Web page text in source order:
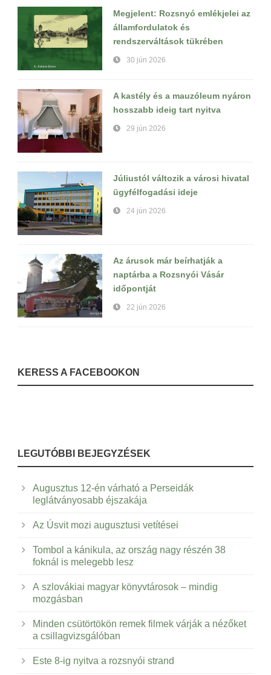
Megjelent: Rozsnyó emlékjelei az
államfordulatok és
rendszerváltások tükrében
30 jún 2026
A kastély és a mauzóleum nyáron
hosszabb ideig tart nyitva
29 jún 2026
Júliustól változik a városi hivatal
ügyfélfogadási ideje
24 jún 2026
Az árusok már beírhatják a
naptárba a Rozsnyói Vásár
időpontját
22 jún 2026
KERESS A FACEBOOKON
LEGUTÓBBI BEJEGYZÉSEK
Augusztus 12-én várható a Perseidák
leglátványosabb éjszakája
Az Úsvit mozi augusztusi vetítései
Tombol a kánikula, az ország nagy részén 38
foknál is melegebb lesz
A szlovákiai magyar könyvtárosok – mindig
mozgásban
Minden csütörtökön remek filmek várják a nézőket
a csillagvizsgálóban
Este 8-ig nyitva a rozsnyói strand